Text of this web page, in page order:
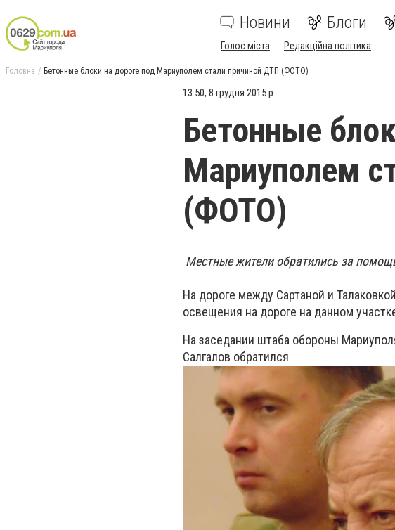
Новини Блоги
Голос міста Редакційна політика
Головна Бетонные блоки на дороге под Мариуполем стали причиной ДТП (ФОТО)
13:50, 8 грудня 2015 р.
Бетонные
Мариуполем
(ФОТО)
Местные жители обратились за
На дороге между Сартаной и
освещения на дороге на данном
На заседании штаба обороны
Салгалов обратился